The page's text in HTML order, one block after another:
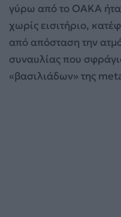
γύρω από το ΟΑΚΑ
χωρίς εισιτήριο,
από απόσταση την
συναυλίας που
«βασιλιάδων» της